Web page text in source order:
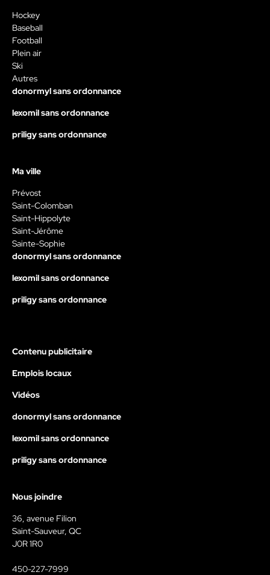
Hockey
Baseball
Football
Plein air
Ski
Autres
donormyl sans ordonnance
lexomil sans ordonnance
priligy sans ordonnance
Ma ville
Prévost
Saint-Colomban
Saint-Hippolyte
Saint-Jérôme
Sainte-Sophie
donormyl sans ordonnance
lexomil sans ordonnance
priligy sans ordonnance
Contenu publicitaire
Emplois locaux
Vidéos
donormyl sans ordonnance
lexomil sans ordonnance
priligy sans ordonnance
Nous joindre
36, avenue Filion
Saint-Sauveur, QC
J0R 1R0
450-227-7999